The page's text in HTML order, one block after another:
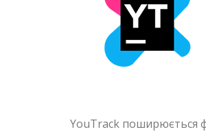
YouTrack поширюється